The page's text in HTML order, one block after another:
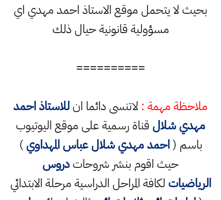
بحيث لا يتحمل موقع الاستاذ احمد مهدي اي
مسؤولية قانونية حيال ذلك
==========
ملاحظة مهمة : لاتنسى دائما انللاستاذ احمد
مهدي شلال قناة رسمية على موقع اليوتيوب
باسم (احمد مهدي شلال عباس المهداوي)
حيث اقوم بنشر شروحاتدروس
الرياضيات لكافة المراحل الدراسية مرحلة الابتدائي